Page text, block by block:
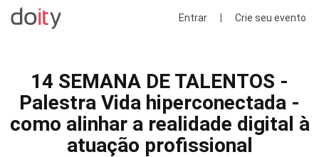
Entrar Crie seu evento
14 SEMANA DE TALENTOS -
Palestra Vida hiperconectada -
como alinhar a realidade digital à
atuação profissional